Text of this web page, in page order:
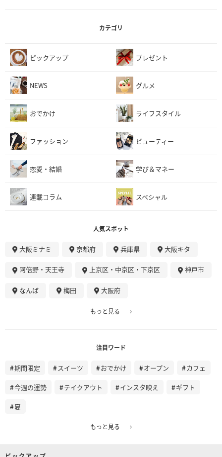
カテゴリ
ピックアップ プレゼント
NEWS グルメ
おでかけ ライフスタイル
ファッション ビューティー
恋愛・結婚 学び＆マネー
連載コラム スペシャル
人気スポット
大阪ミナミ 京都府 兵庫県 大阪キタ
阿倍野・天王寺 上京区・中京区・下京区 神戸市
なんば 梅田 大阪府
もっと見る
注目ワード
期間限定 スイーツ おでかけ オープン カフェ
今週の運勢 テイクアウト インスタ映え ギフト
夏
もっと見る